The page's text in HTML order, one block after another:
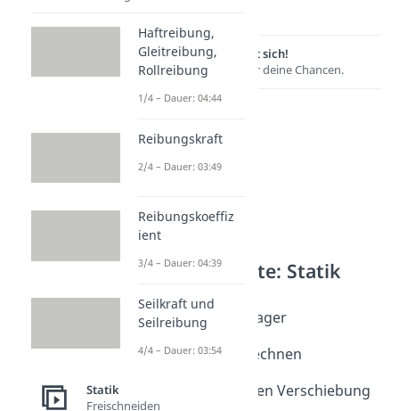
Lernen lohnt sich!
Entdecke hier deine Chancen.
Weitere Inhalte: Statik
Statische Kräfte
Loslager und Festlager
Auflagekräfte berechnen
Prinzip der virtuellen Verschiebung
Haftreibung,
Gleitreibung,
Rollreibung
1/4 – Dauer: 04:44
Reibungskraft
2/4 – Dauer: 03:49
Reibungskoeffiz
ient
3/4 – Dauer: 04:39
Seilkraft und
Seilreibung
4/4 – Dauer: 03:54
Statik
Freischneiden